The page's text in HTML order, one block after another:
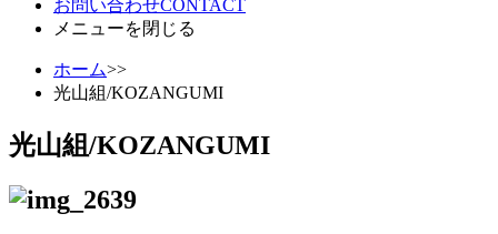
お問い合わせCONTACT
メニューを閉じる
ホーム>>
光山組/KOZANGUMI
光山組/KOZANGUMI